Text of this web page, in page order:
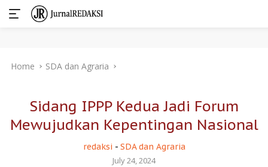
Home SDA dan Agraria
Sidang IPPP Kedua Jadi Forum
Mewujudkan Kepentingan Nasional
redaksi - SDA dan Agraria
July 24, 2024